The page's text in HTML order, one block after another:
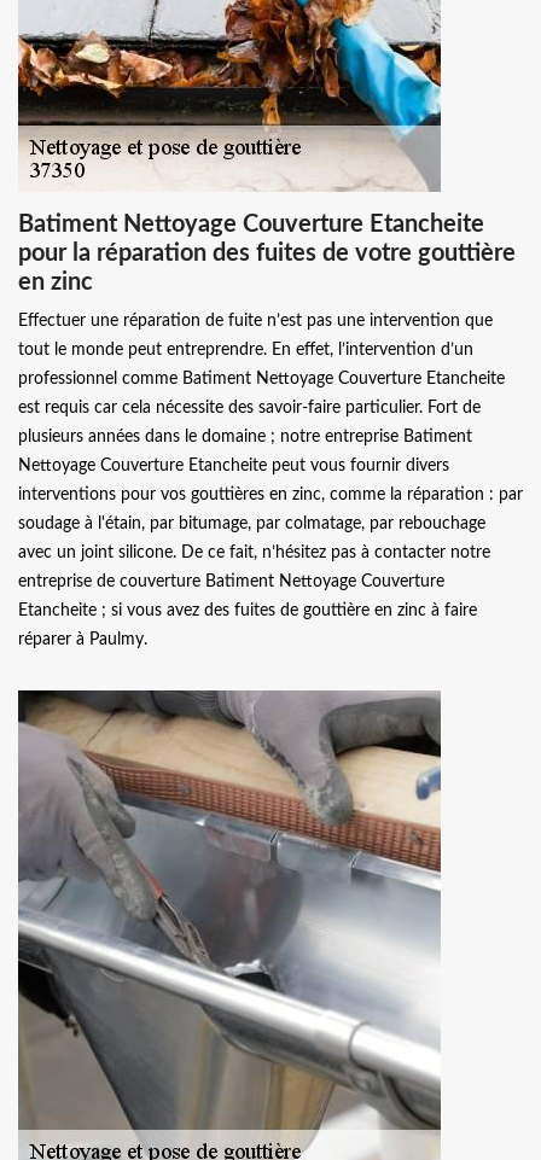
Batiment Nettoyage Couverture Etancheite
pour la réparation des fuites de votre gouttière
en zinc
Effectuer une réparation de fuite n’est pas une intervention que
tout le monde peut entreprendre. En effet, l’intervention d’un
professionnel comme Batiment Nettoyage Couverture Etancheite
est requis car cela nécessite des savoir-faire particulier. Fort de
plusieurs années dans le domaine ; notre entreprise Batiment
Nettoyage Couverture Etancheite peut vous fournir divers
interventions pour vos gouttières en zinc, comme la réparation : par
soudage à l'étain, par bitumage, par colmatage, par rebouchage
avec un joint silicone. De ce fait, n’hésitez pas à contacter notre
entreprise de couverture Batiment Nettoyage Couverture
Etancheite ; si vous avez des fuites de gouttière en zinc à faire
réparer à Paulmy.